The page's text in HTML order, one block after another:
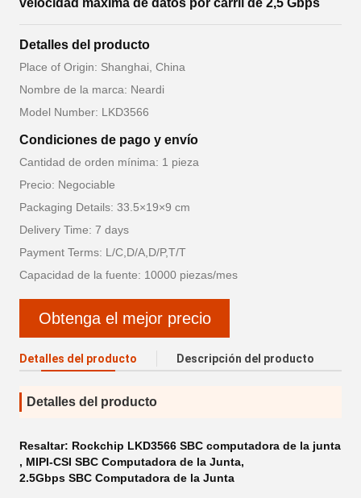
velocidad máxima de datos por carril de 2,5 Gbps
Detalles del producto
Place of Origin: Shanghai, China
Nombre de la marca: Neardi
Model Number: LKD3566
Condiciones de pago y envío
Cantidad de orden mínima: 1 pieza
Precio: Negociable
Packaging Details: 33.5×19×9 cm
Delivery Time: 7 days
Payment Terms: L/C,D/A,D/P,T/T
Capacidad de la fuente: 10000 piezas/mes
Obtenga el mejor precio
Detalles del producto Descripción del producto
Detalles del producto
Resaltar: Rockchip LKD3566 SBC computadora de la junta
, MIPI-CSI SBC Computadora de la Junta,
2.5Gbps SBC Computadora de la Junta